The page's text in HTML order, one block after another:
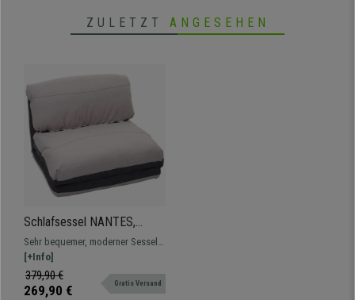
ZULETZT ANGESEHEN
Schlafsessel NANTES,
bequem gepolstert,
praktisch und komfortabel,
Stoffbezug, Farbe
Dunkelgrau/ Hellgrau
Sehr bequemer, moderner Sessel,
einfach in Bett verwandelbar, in
vielen verschiedenen Farben
[+Info]
379,90 €
269,90 € Gratis Versand